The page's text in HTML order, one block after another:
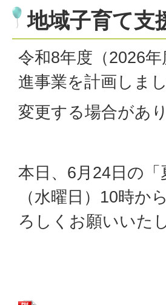
地域子育て支
令和8年度（2026
進事業を計画しまし
変更する場合があ
本日、6月24日の
（水曜日）10時
ろしくお願いいた